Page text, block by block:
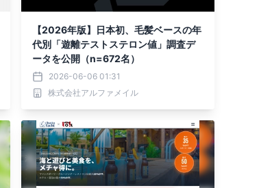
【2026年版】日本初、毛髪ベースの年
代別「遊離テストステロン値」調査デ
ータを公開（n=672名）
2026-06-06 01:31
株式会社アルファメイル